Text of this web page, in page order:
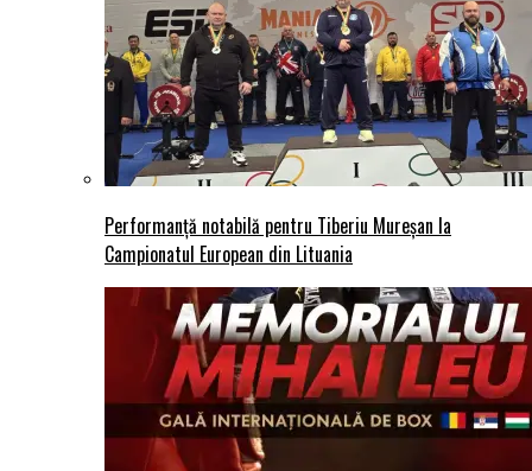
Performanță notabilă pentru Tiberiu Mureșan la
Campionatul European din Lituania